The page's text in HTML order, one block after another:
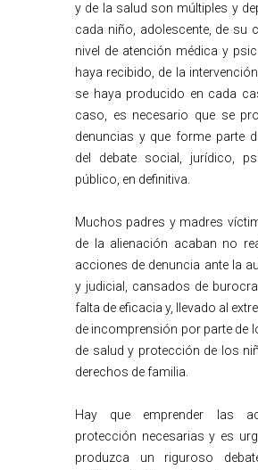
y de la salud son múltiples y
cada niño, adolescente, de su
nivel de atención médica y
haya recibido, de la
se haya producido en cada
caso, es necesario que se
denuncias y que forme parte
del debate social, jurídico,
público, en definitiva.
Muchos padres y madres
de la alienación acaban no
acciones de denuncia ante la
y judicial, cansados de
falta de eficacia y, llevado al
de incomprensión por parte de
de salud y protección de los
derechos de familia.
Hay que emprender las
protección necesarias y es
produzca un riguroso